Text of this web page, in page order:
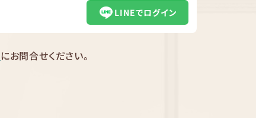
LINEでログイン
にお問合せください。